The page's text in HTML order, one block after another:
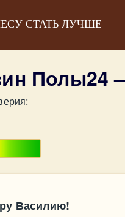
СТАТЬ ЛУЧШЕ
Полы24
Василию!